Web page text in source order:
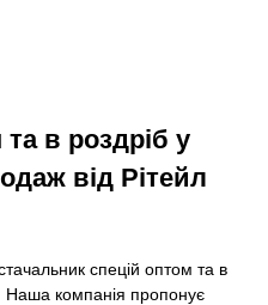
та в роздріб у
від Рітейл
спецій оптом та в
Наша компанія пропонує